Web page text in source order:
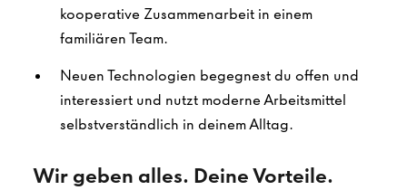
kooperative Zusammenarbeit in einem
familiären Team.
Neuen Technologien begegnest du offen und
interessiert und nutzt moderne Arbeitsmittel
selbstverständlich in deinem Alltag.
Wir geben alles. Deine Vorteile.